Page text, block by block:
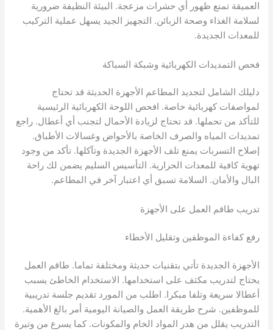
العميقة تمنع ظهور أي حشرات مزعجة. البيئة النظيفة ضرورية
لسلامة الغذاء وصحة الزبائن. التجهيز الجيد يسهل عملية التركيب
للمعدات الجديدة.
فحص التمديدات الكهربائية وشبكة السباكة
دليلك الشامل لتجديد المطاعم الأجهزة الحديثة قد تحتاج
لمواصفات كهربائية خاصة. افحص اللوحة الكهربائية الرئيسية
للتأكد من تحملها. قد تحتاج لزيادة الأحمال لتجنب أي أعطال. راجع
تمديدات المياه والصرف الخاصة بالأحواض وغسالات الأطباق.
إصلاح التسربات يمنع تلف الأجهزة الجديدة وتآكلها. تأكد من وجود
تهوية كافية للمعدات الحرارية. التأسيس السليم يضمن لك راحة
البال والأمان. السلامة تسبق أي اعتبار آخر في المطاعم.
تدريب طاقم العمل على الأجهزة
رفع كفاءة الموظفين وتقليل الأخطاء
الأجهزة الجديدة تأتي بتقنيات حديثة ومختلفة تماما. طاقم العمل
يحتاج لتدريب مكثف على استخدامها. الاستخدام الخاطئ يسبب
أعطالا سريعة وتلفا مبكرا. اطلب من المورد تقديم جلسة تدريبية
للموظفين. شرح طريقة العمل والصيانة اليومية أمر بالغ الأهمية.
التدريب يقلل من هدر المواد الخام والمكونات. كما يسرع من وتيرة